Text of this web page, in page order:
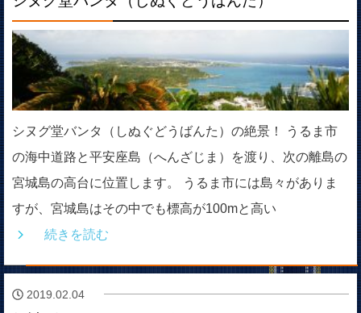
シヌグ堂バンタ（しぬぐどうばんた）の絶景！ うるま市
の海中道路と平安座島（へんざじま）を渡り、次の離島の
宮城島の高台に位置します。 うるま市には島々がありま
すが、宮城島はその中でも標高が100mと高い
続きを読む
2019.02.04